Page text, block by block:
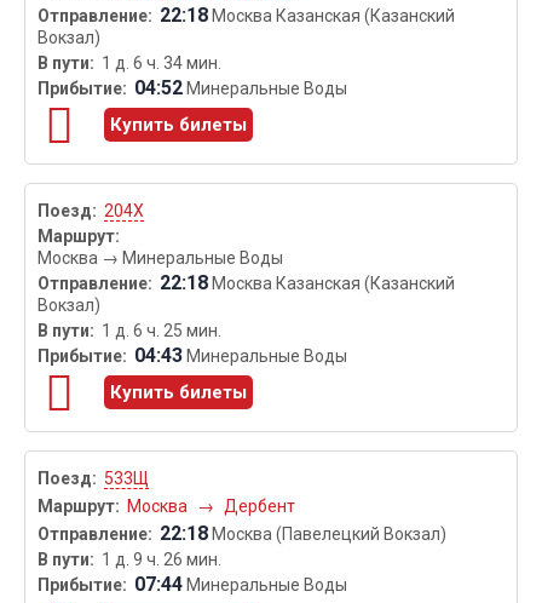
22:18 Москва Казанская (Казанский
Вокзал)
1 д. 6 ч. 34 мин.
04:52 Минеральные Воды
Купить билеты
204Х
Москва → Минеральные Воды
22:18 Москва Казанская (Казанский
Вокзал)
1 д. 6 ч. 25 мин.
04:43 Минеральные Воды
Купить билеты
533Щ
Москва
→ Дербент
22:18 Москва (Павелецкий Вокзал)
1 д. 9 ч. 26 мин.
07:44 Минеральные Воды